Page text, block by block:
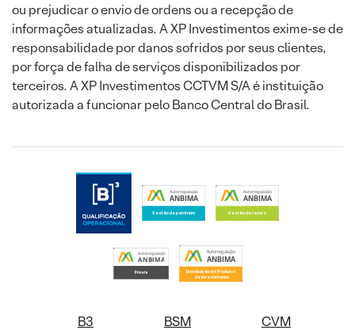
ou prejudicar o envio de ordens ou a recepção de
informações atualizadas. A XP Investimentos exime-se de
responsabilidade por danos sofridos por seus clientes,
por força de falha de serviços disponibilizados por
terceiros. A XP Investimentos CCTVM S/A é instituição
autorizada a funcionar pelo Banco Central do Brasil.
B3 BSM
CVM